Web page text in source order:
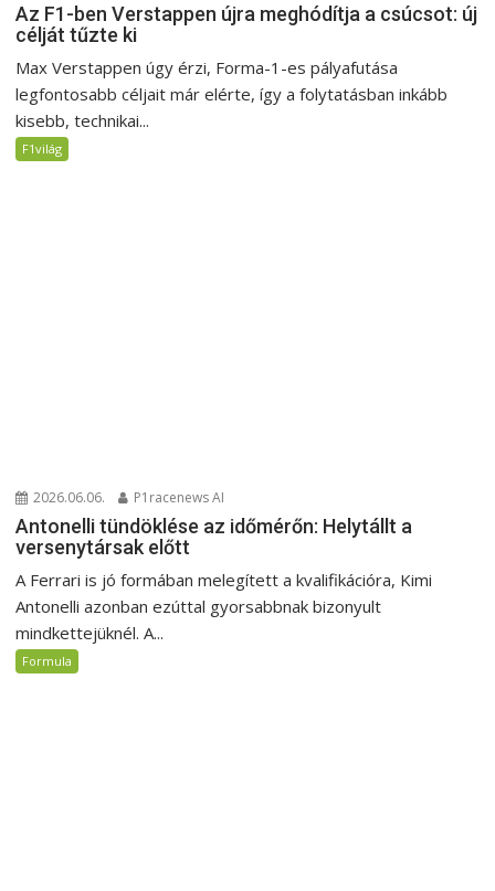
Az F1-ben Verstappen újra meghódítja a csúcsot: új
célját tűzte ki
Max Verstappen úgy érzi, Forma-1-es pályafutása
legfontosabb céljait már elérte, így a folytatásban inkább
kisebb, technikai...
F1világ
2026.06.06. P1racenews AI
Antonelli tündöklése az időmérőn: Helytállt a
versenytársak előtt
A Ferrari is jó formában melegített a kvalifikációra, Kimi
Antonelli azonban ezúttal gyorsabbnak bizonyult
mindkettejüknél. A...
Formula